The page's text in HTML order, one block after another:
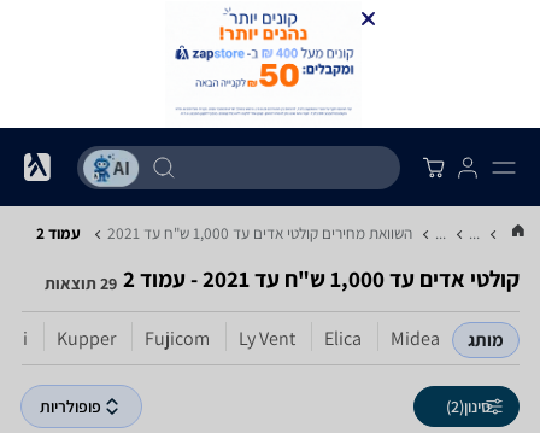
...
... השוואת מחירים קולטי אדים ‏עד 1,000 ‏ש"ח ‏עד 2021 עמוד 2
קולטי אדים ‏עד 1,000 ‏ש"ח ‏עד 2021 - עמוד 2 29 תוצאות
מותג Midea
Elica
Ly Vent
Fujicom
Kupper
סינון(2) פופולריות